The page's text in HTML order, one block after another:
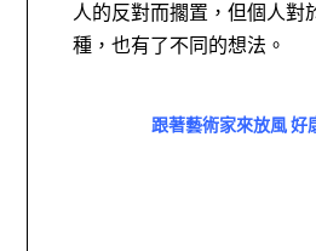
人的反對而擱置，但個人對
種，也有了不同的想法。
跟著藝術家來放風 好